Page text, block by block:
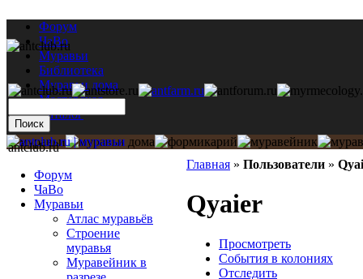
Форум
ЧаВо
Муравьи
Библиотека
Муравьи дома
Мастерская
Каталог
Главная » Пользователи »
Qyaier
Просмотреть
События в колониях
Отследить
antclub.ru
Форум
ЧаВо
Муравьи
Атлас муравьёв
Строение
муравья
Муравейник в